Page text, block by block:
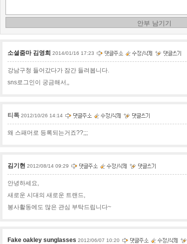
소셜줌마 김영희 2014/01/16 17:23
강남구청 들어갔다가 잠간 들려봅니다.
sns로그인이 궁금해서,,
티톡 2012/10/26 14:14
왜 스패머로 등록되는거죠??;;;
김기현 2012/08/14 09:29
안녕하세요,
새로운 시대의 새로운 트랜드,
봉사활동에도 많은 관심 부탁드립니다~
Fake oakley sunglasses 2012/06/07 10:20